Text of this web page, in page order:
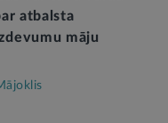
atbalsta
māju